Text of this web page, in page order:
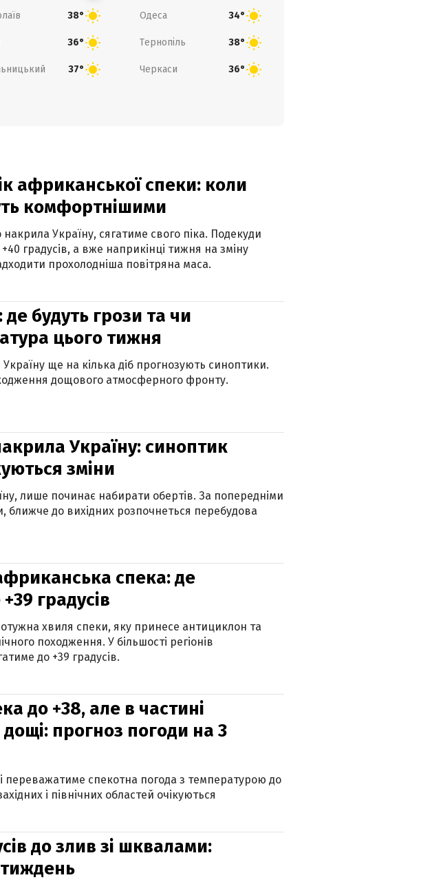
38° Одеса 34°
36° Тернопіль 38°
37° Черкаси 36°
африканської спеки: коли
комфортнішими
Україну, сягатиме свого піка. Подекуди
градусів, а вже наприкінці тижня на зміну
прохолодніша повітряна маса.
де будуть грози та чи
цього тижня
Україну ще на кілька діб прогнозують синоптики.
дощового атмосферного фронту.
Україну: синоптик
зміни
лише починає набирати обертів. За попередніми
ближче до вихідних розпочнеться перебудова
спека: де
градусів
хвиля спеки, яку принесе антициклон та
походження. У більшості регіонів
до +39 градусів.
до +38, але в частині
прогноз погоди на 3
переважатиме спекотна погода з температурою до
і північних областей очікуються
до злив зі шквалами: